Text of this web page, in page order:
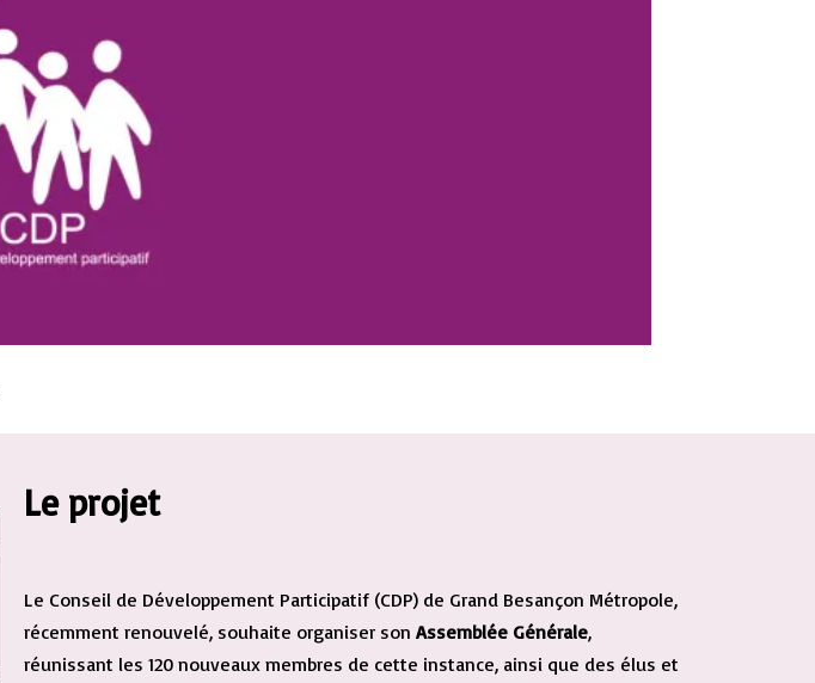
Le projet
Le Conseil de Développement Participatif (CDP) de Grand Besançon Métropole,
récemment renouvelé, souhaite organiser son Assemblée Générale,
réunissant les 120 nouveaux membres de cette instance, ainsi que des élus et